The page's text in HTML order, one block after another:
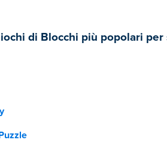
di Blocchi più popolari per